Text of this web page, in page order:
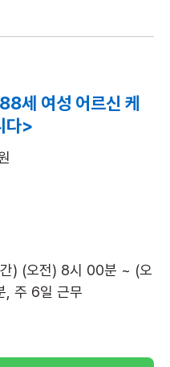
세 여성 어르신 케
다>
) (오전) 8시 00분 ~ (오
주 6일 근무